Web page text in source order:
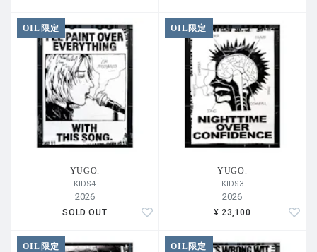
OIL限定
YUGO.
KIDS4
2026
SOLD OUT
OIL限定
YUGO.
KIDS3
2026
¥ 23,100
OIL限定 OIL限定